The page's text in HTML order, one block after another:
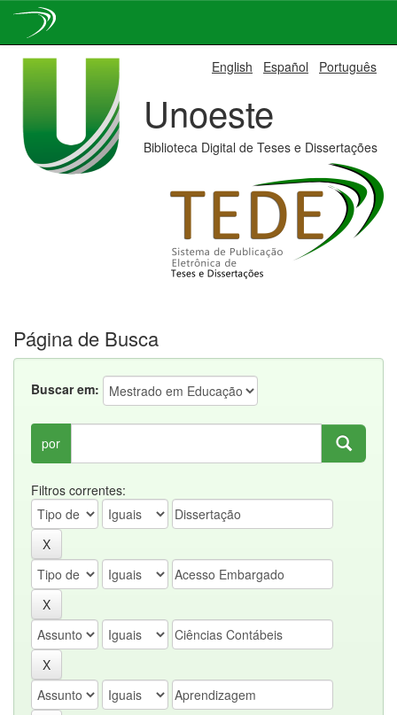
English Español Português
Unoeste
Biblioteca Digital de Teses e Dissertações
Página de Busca
Buscar em:
por
Filtros correntes: